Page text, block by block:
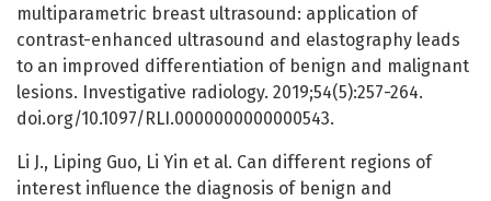
multiparametric breast ultrasound: application of
contrast-enhanced ultrasound and elastography leads
to an improved differentiation of benign and malignant
lesions. Investigative radiology. 2019;54(5):257-264.
doi.org/10.1097/RLI.0000000000000543.
Li J., Liping Guo, Li Yin et al. Can different regions of
interest influence the diagnosis of benign and